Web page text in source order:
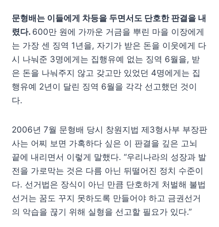
문형배는 이들에게 차등을 두면서도 단호한 판결을 내
렸다. 600만 원에 가까운 거금을 뿌린 마을 이장에게
는 가장 센 징역 1년을, 자기가 받은 돈을 이웃에게 다
시 나눠준 3명에게는 집행유예 없는 징역 6월을, 받
은 돈을 나눠주지 않고 갖고만 있었던 4명에게는 집
행유예 2년이 달린 징역 6월을 각각 선고했던 것이
다.
2006년 7월 문형배 당시 창원지법 제3형사부 부장판
사는 어찌 보면 가혹하다 싶은 이 판결을 깊은 고뇌
끝에 내리면서 이렇게 말했다. “우리나라의 성장과 발
전을 가로막는 것은 다름 아닌 뒤떨어진 정치 수준이
다. 선거법은 장식이 아닌 만큼 단호하게 처벌해 불법
선거는 꿈도 꾸지 못하도록 만들어야 하고 금권선거
의 악습을 끊기 위해 실형을 선고할 필요가 있다.”